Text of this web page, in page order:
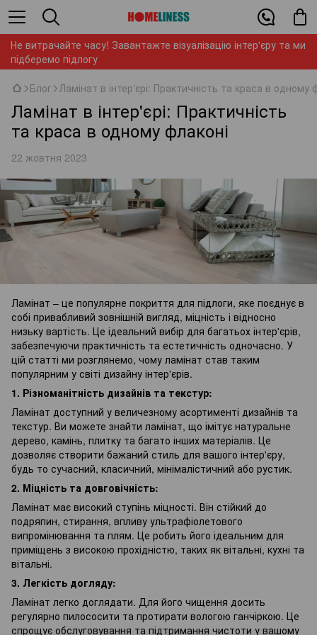
Не витрачайте часу! Завантажте візуалізацію інтер'єру та ми
підберемо підлогу
Блог Ламінат в інтер'єрі: Практичність та краса в одному
Ламінат в інтер'єрі: Практичність
та краса в одному флаконі
22 жовтня 2023
Ламінат – це популярне покриття для підлоги, яке поєднує в
собі привабливий зовнішній вигляд, міцність і відносно
низьку вартість. Це ідеальний вибір для багатьох інтер'єрів,
забезпечуючи практичність та естетичність одночасно. У
цій статті ми розглянемо, чому ламінат став таким
популярним у світі дизайну інтер'єрів.
1. Різноманітність дизайнів та текстур:
Ламінат доступний у величезному асортименті дизайнів та
текстур. Ви можете знайти ламінат, що імітує натуральне
дерево, камінь, плитку та багато інших матеріалів. Це
дозволяє створити бажаний стиль для вашого інтер'єру,
будь то сучасний, класичний, мінімалістичний або рустик.
2. Міцність та довговічність:
Ламінат має високий ступінь міцності. Він стійкий до
подряпин, стирання, впливу ультрафіолетового
випромінювання та плям. Це робить його ідеальним для
приміщень з високою прохідністю, таких як вітальні, кухні та
вітальні.
3. Легкість догляду:
Ламінат легко доглядати. Для його чищення досить
регулярно пилососити та протирати вологою ганчіркою. Це
спрощує обслуговування та підтримання чистоти у вашому